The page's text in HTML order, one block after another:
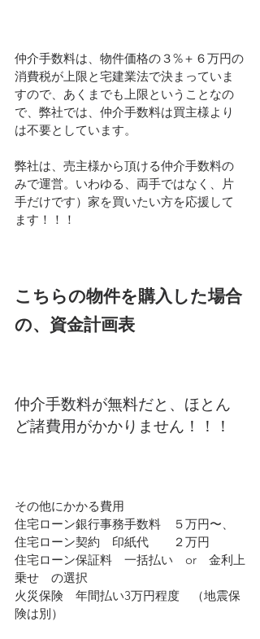
仲介手数料は、物件価格の３%＋６万円の
消費税が上限と宅建業法で決まっていま
すので、あくまでも上限ということなの
で、弊社では、仲介手数料は買主様より
は不要としています。
弊社は、売主様から頂ける仲介手数料の
みで運営。いわゆる、両手ではなく、片
手だけです）家を買いたい方を応援して
ます！！！
こちらの物件を購入した場合
の、資金計画表
仲介手数料が無料だと、ほとん
ど諸費用がかかりません！！！
その他にかかる費用
住宅ローン銀行事務手数料　５万円〜、
住宅ローン契約　印紙代　　２万円
住宅ローン保証料　一括払い　or　金利上
乗せ　の選択
火災保険　年間払い3万円程度　（地震保
険は別）